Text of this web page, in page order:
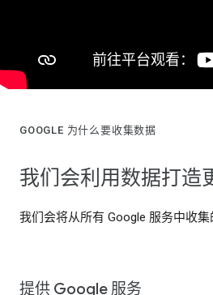
GOOGLE 为什么要收集数据
我们会利用数据打造
我们会将从所有 Google 服务中收集
提供 Google 服务